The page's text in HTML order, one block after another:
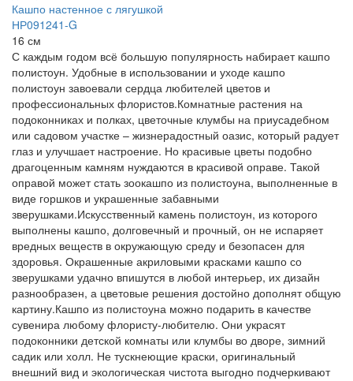
Кашпо настенное с лягушкой
НР091241-G
16 см
С каждым годом всё большую популярность набирает кашпо
полистоун. Удобные в использовании и уходе кашпо
полистоун завоевали сердца любителей цветов и
профессиональных флористов.Комнатные растения на
подоконниках и полках, цветочные клумбы на приусадебном
или садовом участке – жизнерадостный оазис, который радует
глаз и улучшает настроение. Но красивые цветы подобно
драгоценным камням нуждаются в красивой оправе. Такой
оправой может стать зоокашпо из полистоуна, выполненные в
виде горшков и украшенные забавными
зверушками.Искусственный камень полистоун, из которого
выполнены кашпо, долговечный и прочный, он не испаряет
вредных веществ в окружающую среду и безопасен для
здоровья. Окрашенные акриловыми красками кашпо со
зверушками удачно впишутся в любой интерьер, их дизайн
разнообразен, а цветовые решения достойно дополнят общую
картину.Кашпо из полистоуна можно подарить в качестве
сувенира любому флористу-любителю. Они украсят
подоконники детской комнаты или клумбы во дворе, зимний
садик или холл. Не тускнеющие краски, оригинальный
внешний вид и экологическая чистота выгодно подчеркивают